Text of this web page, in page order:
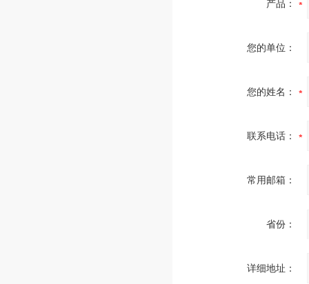
产品：
您的单位：
您的姓名：
联系电话：
常用邮箱：
省份：
详细地址：